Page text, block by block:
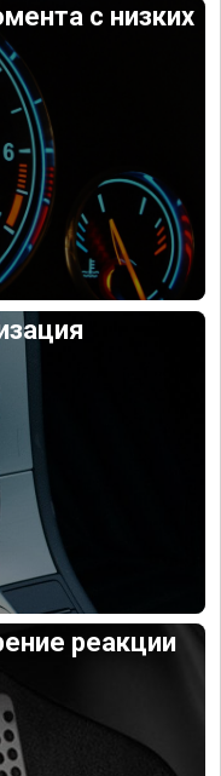
с низких
реакции